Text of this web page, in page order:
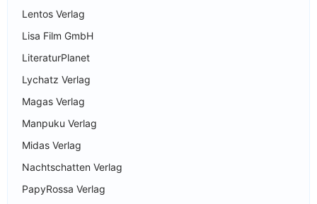
Lentos Verlag
Lisa Film GmbH
LiteraturPlanet
Lychatz Verlag
Magas Verlag
Manpuku Verlag
Midas Verlag
Nachtschatten Verlag
PapyRossa Verlag